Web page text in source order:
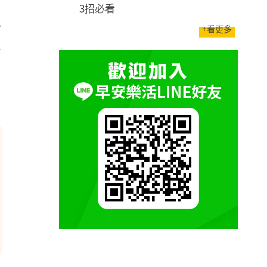
3招必看
+看更多